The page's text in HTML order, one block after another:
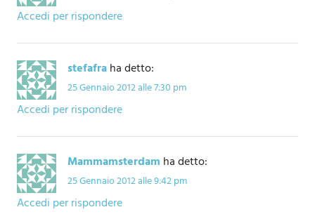
Accedi per rispondere
stefafraha detto:
25 Gennaio 2012 alle 7:30 pm
Accedi per rispondere
Mammamsterdam ha detto:
25 Gennaio 2012 alle 9:42 pm
Accedi per rispondere